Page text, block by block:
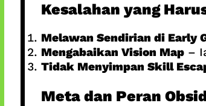
Kesalahan yang
Melawan Sendirian di Early
Mengabaikan Vision Map–
Tidak Menyimpan Skill
Meta dan Peran